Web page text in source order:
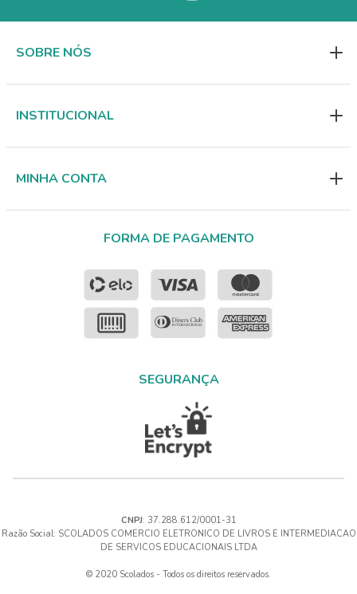
SOBRE NÓS
INSTITUCIONAL
MINHA CONTA
FORMA DE PAGAMENTO
SEGURANÇA
CNPJ: 37.288.612/0001-31
Razão Social: SCOLADOS COMERCIO ELETRONICO DE LIVROS E INTERMEDIACAO
DE SERVICOS EDUCACIONAIS LTDA
© 2020 Scolados - Todos os direitos reservados.